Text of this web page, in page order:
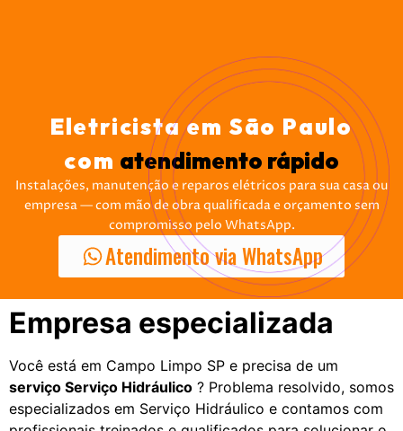
Eletricista em São Paulo
com atendimento rápido
Instalações, manutenção e reparos elétricos para sua casa ou
empresa — com mão de obra qualificada e orçamento sem
compromisso pelo WhatsApp.
Atendimento via WhatsApp
Empresa especializada
Você está em Campo Limpo SP e precisa de um
serviço Serviço Hidráulico ? Problema resolvido, somos
especializados em Serviço Hidráulico e contamos com